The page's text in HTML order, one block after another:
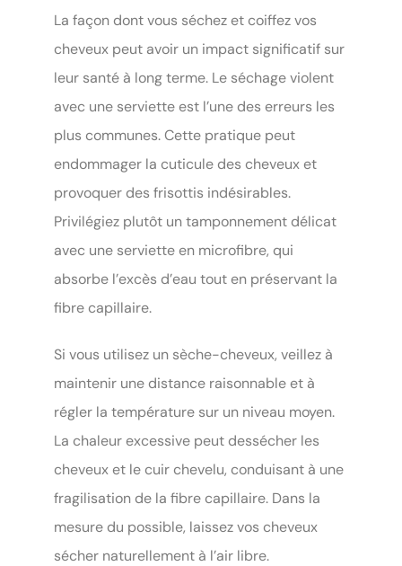
La façon dont vous séchez et coiffez vos
cheveux peut avoir un impact significatif sur
leur santé à long terme. Le séchage violent
avec une serviette est l’une des erreurs les
plus communes. Cette pratique peut
endommager la cuticule des cheveux et
provoquer des frisottis indésirables.
Privilégiez plutôt un tamponnement délicat
avec une serviette en microfibre, qui
absorbe l’excès d’eau tout en préservant la
fibre capillaire.
Si vous utilisez un sèche-cheveux, veillez à
maintenir une distance raisonnable et à
régler la température sur un niveau moyen.
La chaleur excessive peut dessécher les
cheveux et le cuir chevelu, conduisant à une
fragilisation de la fibre capillaire. Dans la
mesure du possible, laissez vos cheveux
sécher naturellement à l’air libre.